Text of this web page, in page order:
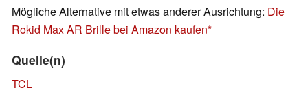
Mögliche Alternative mit etwas anderer Ausrichtung: Die
Rokid Max AR Brille bei Amazon kaufen
Quelle(n)
TCL